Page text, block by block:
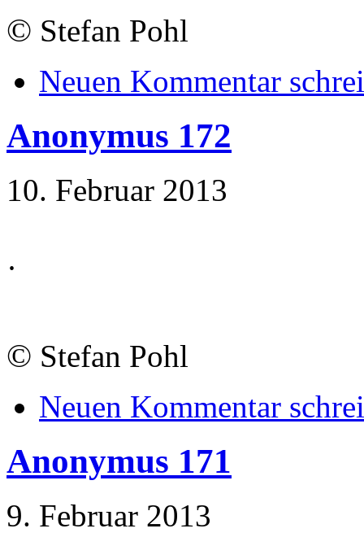
© Stefan Pohl
Neuen Kommentar
Anonymus 172
10. Februar 2013
·
© Stefan Pohl
Neuen Kommentar
Anonymus 171
9. Februar 2013